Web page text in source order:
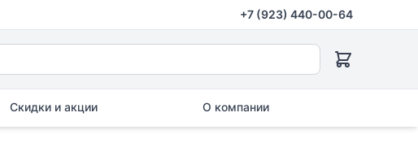
+7 (923) 440-00-64
Скидки и акции О компании